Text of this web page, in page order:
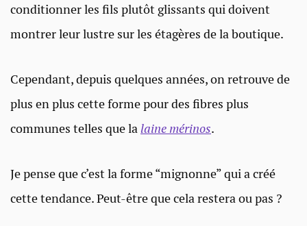
conditionner les fils plutôt glissants qui doivent
montrer leur lustre sur les étagères de la boutique.
Cependant, depuis quelques années, on retrouve de
plus en plus cette forme pour des fibres plus
communes telles que la laine mérinos.
Je pense que c’est la forme “mignonne” qui a créé
cette tendance. Peut-être que cela restera ou pas ?